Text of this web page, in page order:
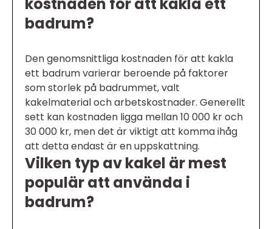
badrum?
Den genomsnittliga kostnaden för att kakla
ett badrum varierar beroende på faktorer
som storlek på badrummet, valt
kakelmaterial och arbetskostnader. Generellt
sett kan kostnaden ligga mellan 10 000 kr och
30 000 kr, men det är viktigt att komma ihåg
att detta endast är en uppskattning.
Vilken typ av kakel är mest
populär att använda i
badrum?